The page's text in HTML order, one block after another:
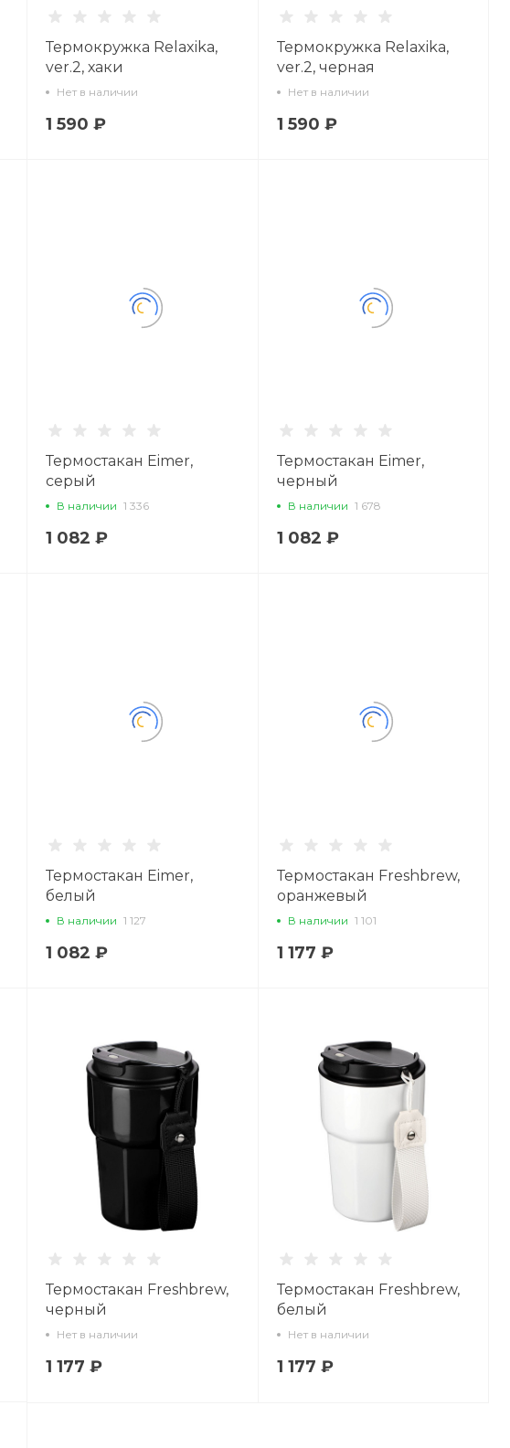
Термокружка Relaxika,
ver.2, хаки
Нет в наличии
1 590 ₽
Термокружка Relaxika,
ver.2, черная
Нет в наличии
1 590 ₽
Термостакан Eimer,
серый
В наличии 1 336
1 082 ₽
Термостакан Eimer,
черный
В наличии 1 678
1 082 ₽
Термостакан Eimer,
белый
В наличии 1 127
1 082 ₽
Термостакан Freshbrew,
оранжевый
В наличии 1 101
1 177 ₽
Термостакан Freshbrew,
черный
Нет в наличии
1 177 ₽
Термостакан Freshbrew,
белый
Нет в наличии
1 177 ₽